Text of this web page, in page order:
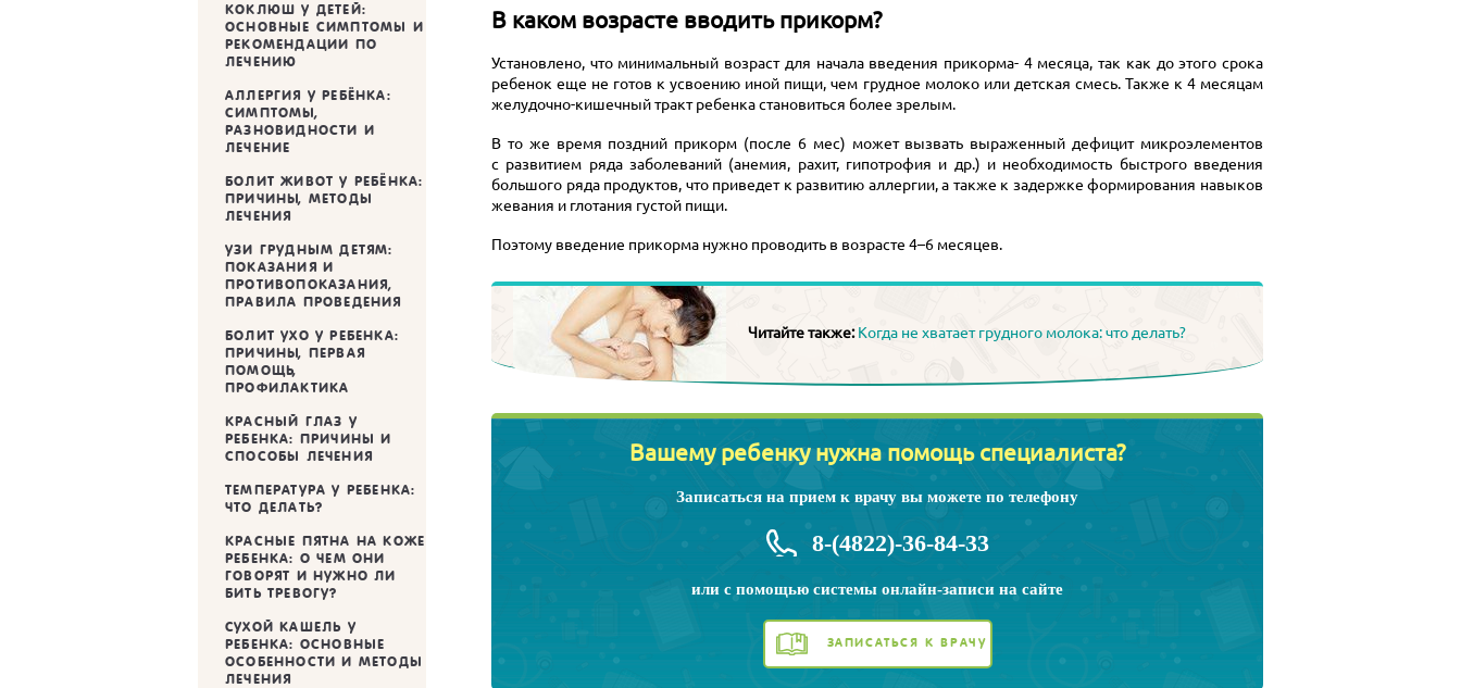
КОКЛЮШ У ДЕТЕЙ:
ОСНОВНЫЕ СИМПТОМЫ И
РЕКОМЕНДАЦИИ ПО
ЛЕЧЕНИЮ
АЛЛЕРГИЯ У РЕБЁНКА:
СИМПТОМЫ,
РАЗНОВИДНОСТИ И
ЛЕЧЕНИЕ
БОЛИТ ЖИВОТ У РЕБЁНКА:
ПРИЧИНЫ, МЕТОДЫ
ЛЕЧЕНИЯ
УЗИ ГРУДНЫМ ДЕТЯМ:
ПОКАЗАНИЯ И
ПРОТИВОПОКАЗАНИЯ,
ПРАВИЛА ПРОВЕДЕНИЯ
БОЛИТ УХО У РЕБЕНКА:
ПРИЧИНЫ, ПЕРВАЯ
ПОМОЩЬ,
ПРОФИЛАКТИКА
КРАСНЫЙ ГЛАЗ У
РЕБЕНКА: ПРИЧИНЫ И
СПОСОБЫ ЛЕЧЕНИЯ
ТЕМПЕРАТУРА У РЕБЕНКА:
ЧТО ДЕЛАТЬ?
КРАСНЫЕ ПЯТНА НА КОЖЕ
РЕБЕНКА: О ЧЕМ ОНИ
ГОВОРЯТ И НУЖНО ЛИ
БИТЬ ТРЕВОГУ?
CУХОЙ КАШЕЛЬ У
РЕБЕНКА: ОСНОВНЫЕ
ОСОБЕННОСТИ И МЕТОДЫ
ЛЕЧЕНИЯ
В каком возрасте вводить прикорм?
Установлено, что минимальный возраст для начала введения прикорма- 4 месяца, так как до этого срока
ребенок еще не готов к усвоению иной пищи, чем грудное молоко или детская смесь. Также к 4 месяцам
желудочно-кишечныйтракт ребенка становиться более зрелым.
В то же время поздний прикорм (после 6 мес) может вызвать выраженный дефицит микроэлементов
с развитием ряда заболеваний (анемия, рахит, гипотрофия и др.) и необходимость быстрого введения
большого ряда продуктов, что приведет к развитию аллергии, а также к задержке формирования навыков
жевания и глотания густой пищи.
Поэтому введение прикорма нужно проводить в возрасте 4–6 месяцев.
Читайте также:Когда не хватает грудного молока: что делать?
Вашему ребенку нужна помощь специалиста?
Записаться на прием к врачу вы можете по телефону
8-(4822)-36-84-33
или с помощью системы онлайн-записи на сайте
ЗАПИСАТЬСЯ К ВРАЧУ